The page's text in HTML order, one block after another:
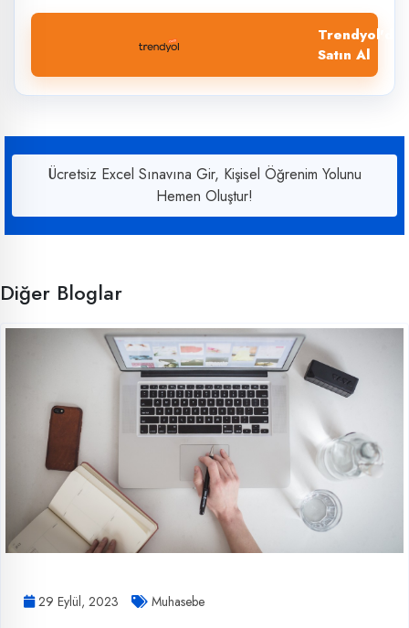
Trendyol'dan
Satın Al
Ücretsiz Excel Sınavına Gir, Kişisel Öğrenim Yolunu
Hemen Oluştur!
Diğer Bloglar
29 Eylül, 2023 Muhasebe